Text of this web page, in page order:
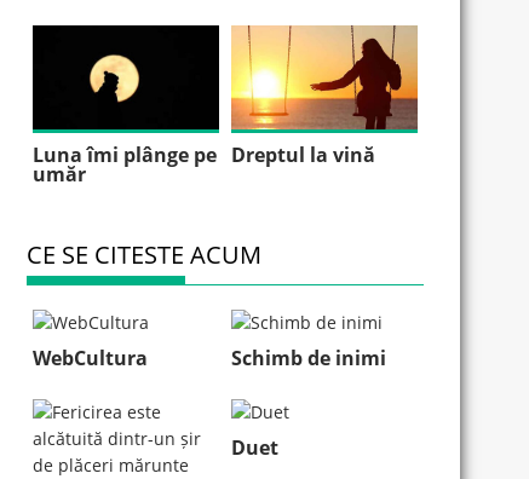
Luna îmi plânge pe
umăr
Dreptul la vină
CE SE CITESTE ACUM
WebCultura Schimb de inimi
Duet